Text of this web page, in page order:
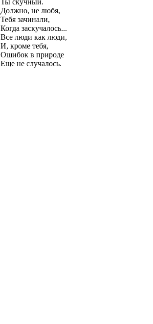
Ты скучный.
Должно, не любя,
Тебя зачинали,
Когда заскучалось...
Все люди как люди,
И, кроме тебя,
Ошибок в природе
Еще не случалось.